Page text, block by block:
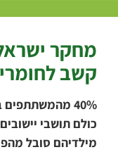
מחקר
קשב
‭40%‬
כולם תושבי
מילדיהם סובל